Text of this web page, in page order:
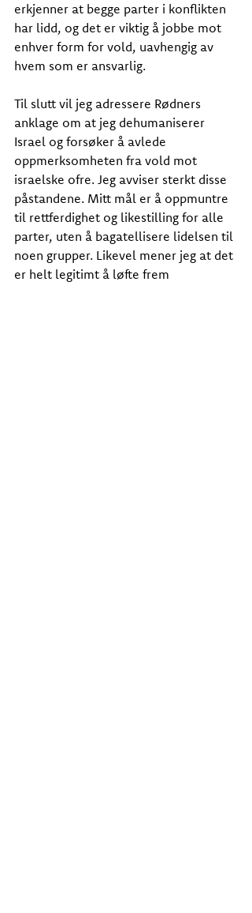
erkjenner at begge parter i konflikten
har lidd, og det er viktig å jobbe mot
enhver form for vold, uavhengig av
hvem som er ansvarlig.
Til slutt vil jeg adressere Rødners
anklage om at jeg dehumaniserer
Israel og forsøker å avlede
oppmerksomheten fra vold mot
israelske ofre. Jeg avviser sterkt disse
påstandene. Mitt mål er å oppmuntre
til rettferdighet og likestilling for alle
parter, uten å bagatellisere lidelsen til
noen grupper. Likevel mener jeg at det
er helt legitimt å løfte frem